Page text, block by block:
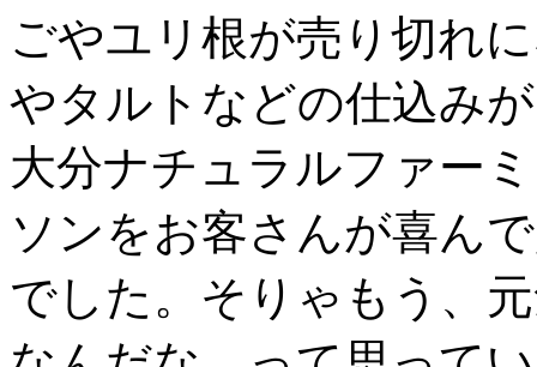
ごやユリ根が売り切れ
やタルトなどの仕込み
大分ナチュラルファー
ソンをお客さんが喜ん
でした。そりゃもう、